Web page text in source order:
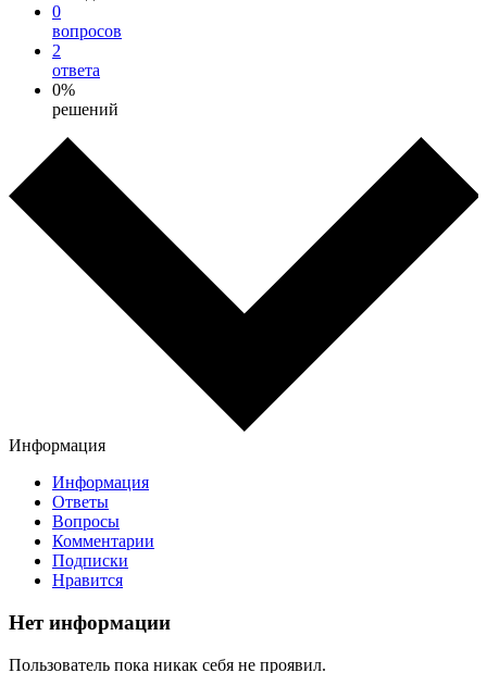
0
вопросов
2
ответа
0%
решений
Информация
Информация
Ответы
Вопросы
Комментарии
Подписки
Нравится
Нет информации
Пользователь пока никак себя не проявил.